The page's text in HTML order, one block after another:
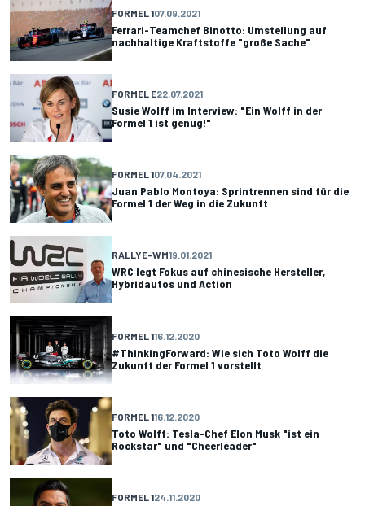
FORMEL 107.09.2021
Ferrari-Teamchef Binotto: Umstellung auf
nachhaltige Kraftstoffe "große Sache"
FORMEL E22.07.2021
Susie Wolff im Interview: "Ein Wolff in der
Formel 1 ist genug!"
FORMEL 107.04.2021
Juan Pablo Montoya: Sprintrennen sind für die
Formel 1 der Weg in die Zukunft
RALLYE-WM19.01.2021
WRC legt Fokus auf chinesische Hersteller,
Hybridautos und Action
FORMEL 116.12.2020
#ThinkingForward: Wie sich Toto Wolff die
Zukunft der Formel 1 vorstellt
FORMEL 116.12.2020
Toto Wolff: Tesla-Chef Elon Musk "ist ein
Rockstar" und "Cheerleader"
FORMEL 124.11.2020